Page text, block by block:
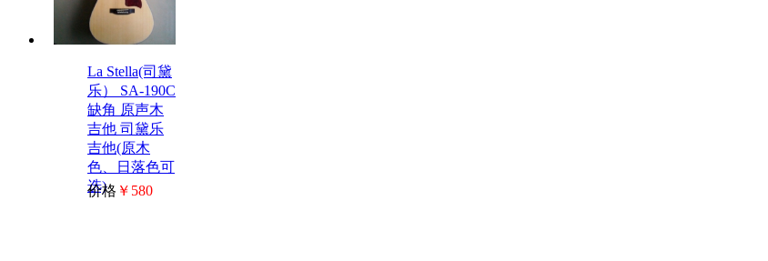
La Stella(司黛
乐） SA-190C
缺角 原声木
吉他 司黛乐
吉他(原木
色、日落色可
选)
价格 ￥580